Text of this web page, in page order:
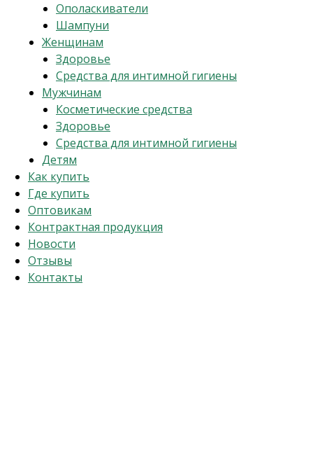
Ополаскиватели
Шампуни
Женщинам
Здоровье
Средства для интимной гигиены
Мужчинам
Косметические средства
Здоровье
Средства для интимной гигиены
Детям
Как купить
Где купить
Оптовикам
Контрактная продукция
Новости
Отзывы
Контакты